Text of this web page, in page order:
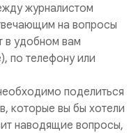
журналистом
на вопросы
в удобном вам
по телефону или
поделиться
которые вы бы хотели
наводящие вопросы,